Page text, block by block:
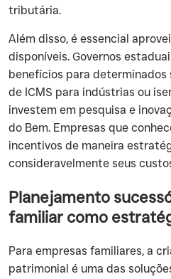
tributária.
Além disso, é essencial
disponíveis. Governos
benefícios para determinados
de ICMS para indústrias ou
investem em pesquisa e
do Bem. Empresas que
incentivos de maneira
consideravelmente seus
Planejamento
familiar como
Para empresas familiares, a
patrimonial é uma das